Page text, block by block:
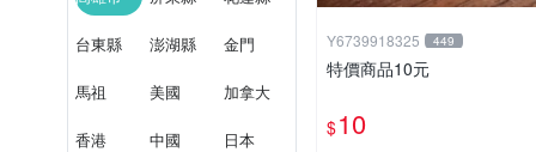
台東縣 澎湖縣 金門
馬祖 美國 加拿大
香港 中國 日本
Y6739918325 449
特價商品10元
$10